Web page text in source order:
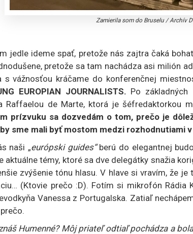
Zamierila som do Bruselu/Archív
jedle ideme spať, pretože nás zajtra čaká
pretože sa tam nachádza asi milión
s vážnosťou kráčame do konferenčnej
EUROPIAN JOURNALISTS. Po
Raffaelou de Marte, ktorá je šéfredaktorkou
prízvuku sa dozvedám o tom, prečo je
sme mali byť mostom medzi rozhodnutiami
naši „európski guides“berú do elegantnej
aktuálne témy, ktoré sa dve delegátky snažia
zvýšenie tónu hlasu. V hlave si vravím, že
(Ktovie prečo :D). Fotím si mikrofón
Vanessa z Portugalska. Zatiaľ
Humenné? Môj priateľ odtiaľ pochádza a